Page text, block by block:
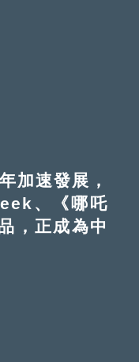
加速發展，
、《哪吒
，正成為中